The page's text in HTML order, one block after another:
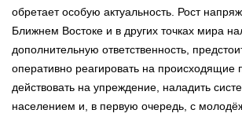
обретает особую актуальность. Рост
Ближнем Востоке и в других точках мира
дополнительную ответственность,
оперативно реагировать на происходящие
действовать на упреждение, наладить
населением и, в первую очередь, с